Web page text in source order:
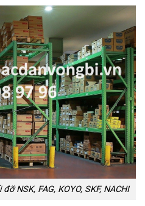
NSK, FAG, KOYO, SKF, NACHI